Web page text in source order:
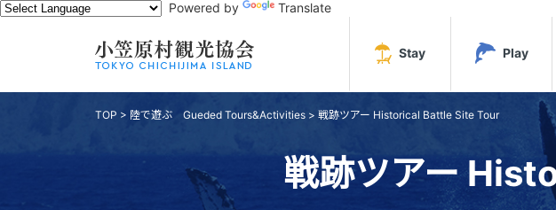
Powered by Translate
Stay Play
TOP > 陸で遊ぶ Gueded Tours&Activities > 戦跡ツアー Historical Battle Site Tour
戦跡ツアー